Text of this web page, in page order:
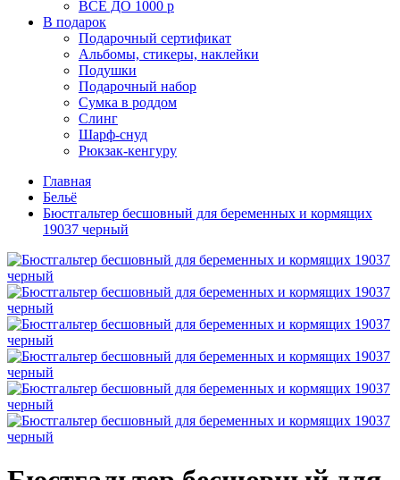
ВСЕ ДО 1000 р
В подарок
Подарочный сертификат
Альбомы, стикеры, наклейки
Подушки
Подарочный набор
Сумка в роддом
Слинг
Шарф-снуд
Рюкзак-кенгуру
Главная
Бельё
Бюстгальтер бесшовный для беременных и кормящих
19037 черный